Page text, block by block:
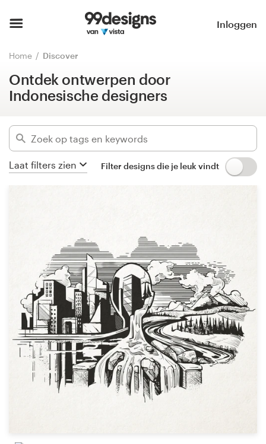
Inloggen
Home Discover
Ontdek ontwerpen door
Indonesische designers
Laat filters zien Filter designs die je leuk vindt
Blader door categorieën
Hoe het werkt
Inspiratie
99designs Pro
Ontwerpwedstrijden
1-op-1 projecten
Vind een designer
Ontdek inspiratie
99designs Studio
Ontdek ontwerpen door
Indonesische designers
id
Categorieën
Bedrijfssectoren